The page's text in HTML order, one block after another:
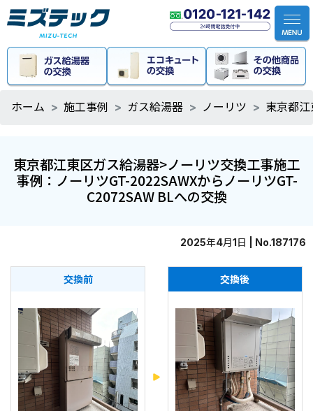
ホーム 施工事例 ガス給湯器 ノーリツ 東京都
東京都江東区ガス給湯器>ノーリツ交換工事施工
事例：ノーリツGT-2022SAWXからノーリツGT-
C2072SAW BLへの交換
2025年4月1日 | No.187176
交換前 交換後